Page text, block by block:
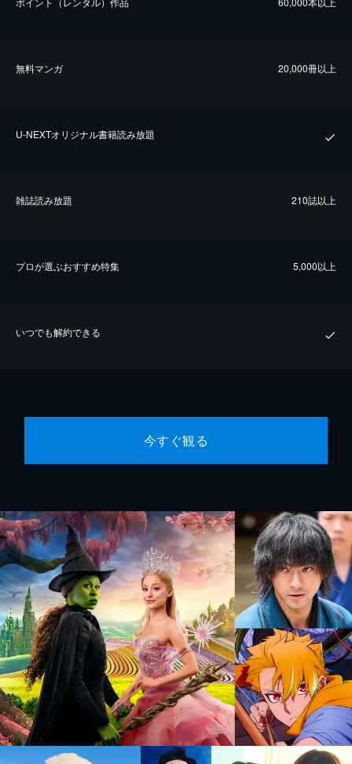
無料マンガ 20,000冊以上
U-NEXTオリジナル書籍読み放題
雑誌読み放題 210誌以上
プロが選ぶおすすめ特集 5,000以上
いつでも解約できる
今すぐ観る